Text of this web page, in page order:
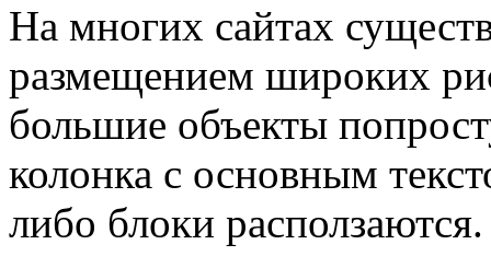
На многих сайтах
размещением широких
большие объекты
колонка с основным
либо блоки расползаются.